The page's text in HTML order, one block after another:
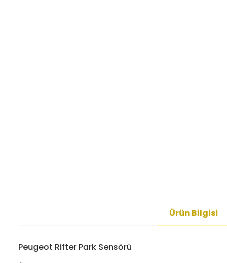
Ürün Bilgisi
Peugeot Rifter Park Sensörü